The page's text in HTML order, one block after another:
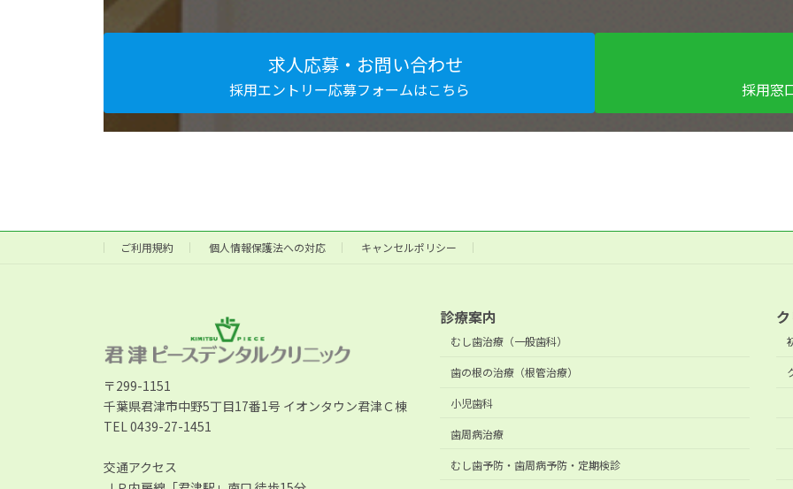
求人応募・お問い合わせ
採用エントリー応募フォームはこちら 採用窓
ご利用規約 個人情報保護法への対応 キャンセルポリシー
〒299-1151
千葉県君津市中野5丁目17番1号 イオンタウン君津Ｃ棟
TEL 0439-27-1451
交通アクセス
診療案内
むし歯治療（一般歯科）
歯の根の治療（根管治療）
小児歯科
歯周病治療
むし歯予防・歯周病予防・定期検診